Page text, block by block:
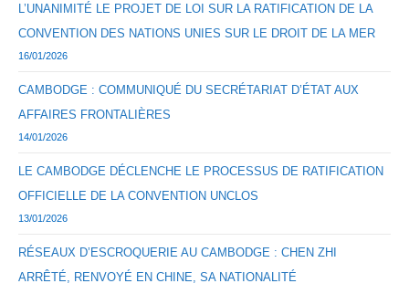
L’UNANIMITÉ LE PROJET DE LOI SUR LA RATIFICATION DE LA
CONVENTION DES NATIONS UNIES SUR LE DROIT DE LA MER
16/01/2026
CAMBODGE : COMMUNIQUÉ DU SECRÉTARIAT D’ÉTAT AUX
AFFAIRES FRONTALIÈRES
14/01/2026
LE CAMBODGE DÉCLENCHE LE PROCESSUS DE RATIFICATION
OFFICIELLE DE LA CONVENTION UNCLOS
13/01/2026
RÉSEAUX D’ESCROQUERIE AU CAMBODGE : CHEN ZHI
ARRÊTÉ, RENVOYÉ EN CHINE, SA NATIONALITÉ